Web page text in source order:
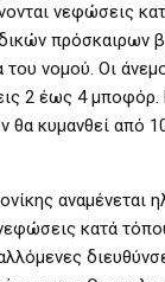
νεφώσεις
πρόσκαιρων
του νομού. Οι
2 έως 4
θα κυμανθεί από
αναμένεται
κατά